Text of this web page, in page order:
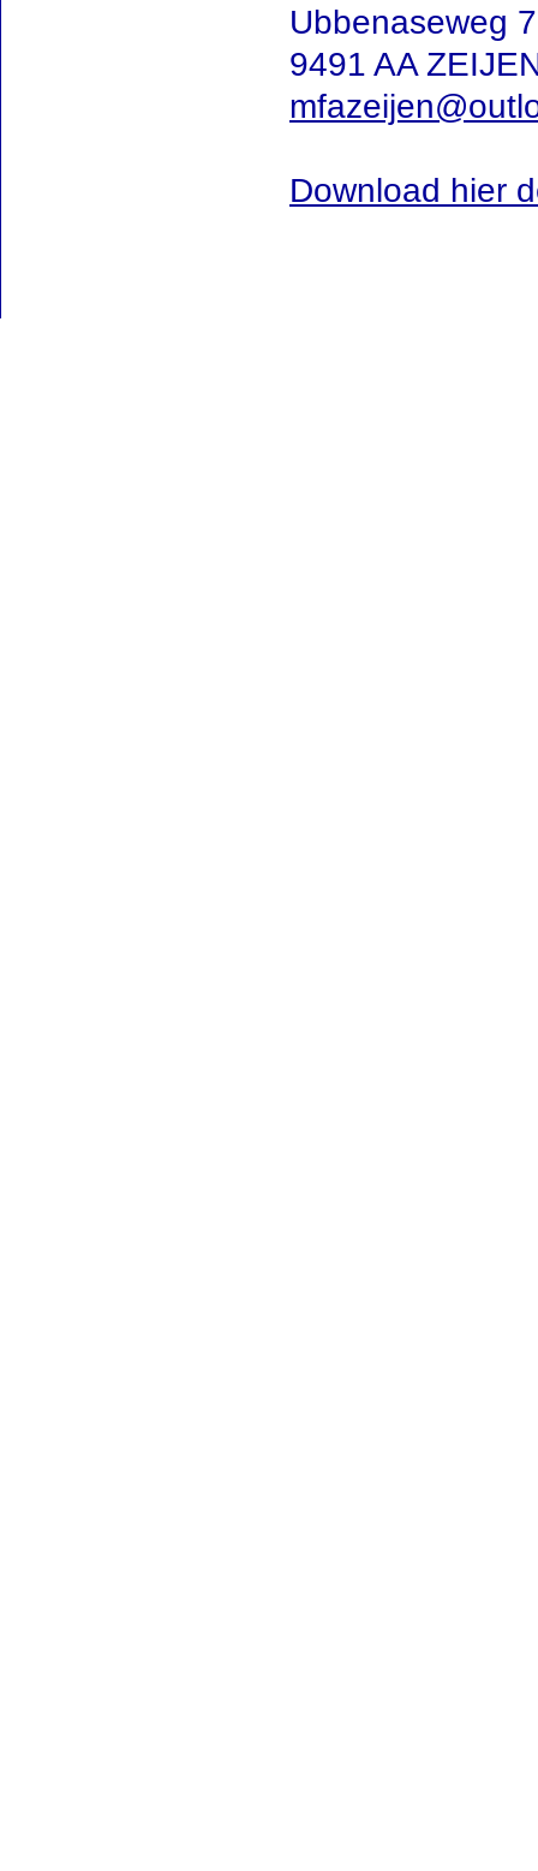
Ubbenaseweg 7
9491 AA
Download hier